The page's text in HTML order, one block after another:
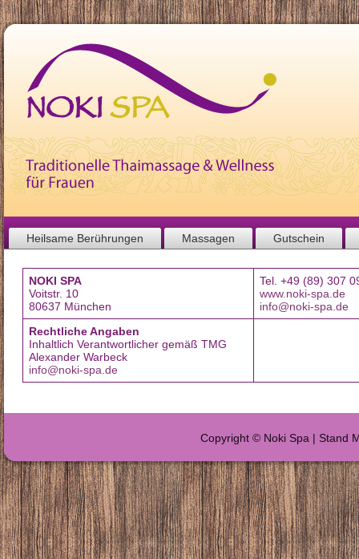
Heilsame Berührungen Massagen Gutschein
NOKI SPA
Voitstr. 10
80637 München
Tel. +49 (89) 307
www.noki-spa.de
info@noki-spa.de
Rechtliche Angaben
Inhaltlich Verantwortlicher gemäß TMG
Alexander Warbeck
info@noki-spa.de
Copyright © Noki Spa | Stand